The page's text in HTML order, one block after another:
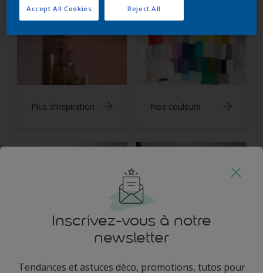
Vous aimerez peut-être également
Plus d’inspiration Nos couleurs
Trouver un
Plus de conseils
Inscrivez-vous à notre
newsletter
Tendances et astuces déco, promotions, tutos pour
Reject All
Accept All Cookies